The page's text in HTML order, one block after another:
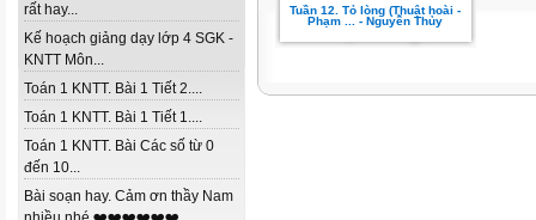
rất hay...
Kế hoạch giảng dạy lớp 4 SGK -
KNTT Môn...
Toán 1 KNTT. Bài 1 Tiết 2....
Toán 1 KNTT. Bài 1 Tiết 1....
Toán 1 KNTT. Bài Các số từ 0
đến 10...
Bài soạn hay. Cảm ơn thầy Nam
Tuần 12. Tỏ lòng (Thuật hoài -
Phạm ... - Nguyễn Thủy